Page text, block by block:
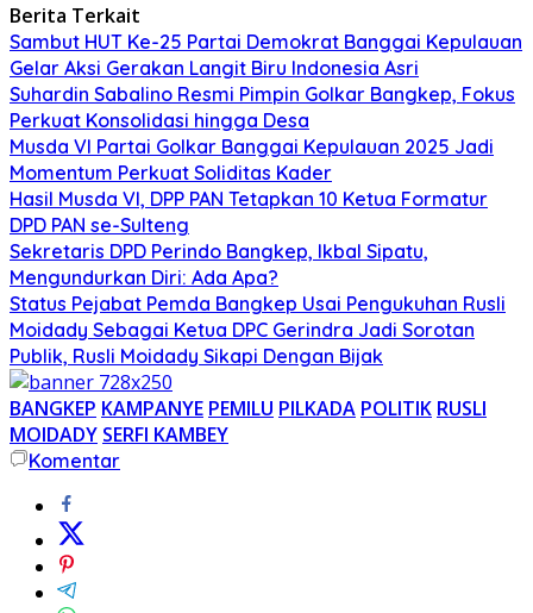
Berita Terkait
Sambut HUT Ke-25 Partai Demokrat Banggai Kepulauan
Gelar Aksi Gerakan Langit Biru Indonesia Asri
Suhardin Sabalino Resmi Pimpin Golkar Bangkep, Fokus
Perkuat Konsolidasi hingga Desa
Musda VI Partai Golkar Banggai Kepulauan 2025 Jadi
Momentum Perkuat Soliditas Kader
Hasil Musda VI, DPP PAN Tetapkan 10 Ketua Formatur
DPD PAN se-Sulteng
Sekretaris DPD Perindo Bangkep, Ikbal Sipatu,
Mengundurkan Diri: Ada Apa?
Status Pejabat Pemda Bangkep Usai Pengukuhan Rusli
Moidady Sebagai Ketua DPC Gerindra Jadi Sorotan
Publik, Rusli Moidady Sikapi Dengan Bijak
BANGKEP KAMPANYE PEMILU PILKADA POLITIK RUSLI
MOIDADY SERFI KAMBEY
Komentar